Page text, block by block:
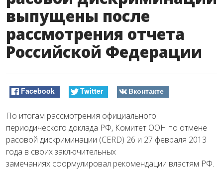
выпущены после
рассмотрения отчета
Российской Федерации
Facebook Twitter Вконтакте
По итогам рассмотрения официального
периодического доклада РФ, Комитет ООН по отмене
расовой дискриминации (CERD) 26 и 27 февраля 2013
года в своих заключительных
замечаниях сформулировал рекомендации властям РФ.